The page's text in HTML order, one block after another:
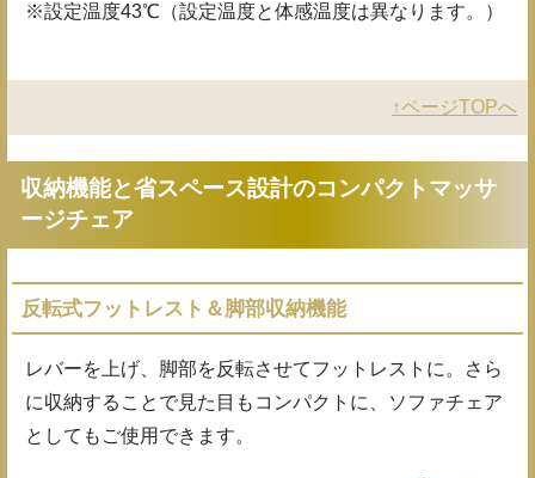
※設定温度43℃（設定温度と体感温度は異なります。）
↑ページTOPへ
収納機能と省スペース設計のコンパクトマッサ
ージチェア
反転式フットレスト＆脚部収納機能
レバーを上げ、脚部を反転させてフットレストに。さら
に収納することで見た目もコンパクトに、ソファチェア
としてもご使用できます。